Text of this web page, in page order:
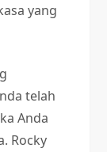
yang
telah
Anda
Rocky